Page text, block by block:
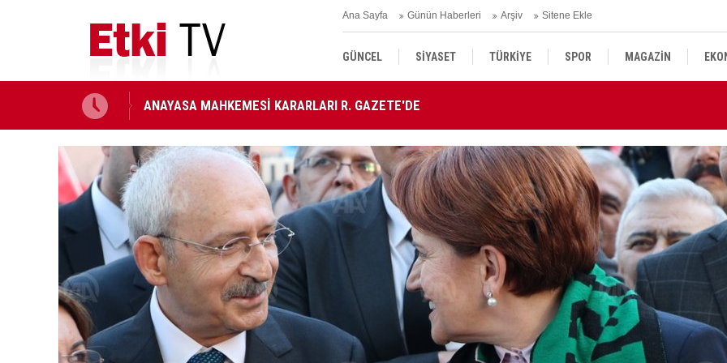
Ana Sayfa Günün Haberleri Arşiv Sitene Ekle
GÜNCEL SİYASET TÜRKİYE SPOR MAGAZİN
KÜLTÜR SANAT
ANAYASA MAHKEMESİ KARARLARI R. GAZETE'DE
Ahbap Derneği'nin yönetimine kayyum atandı